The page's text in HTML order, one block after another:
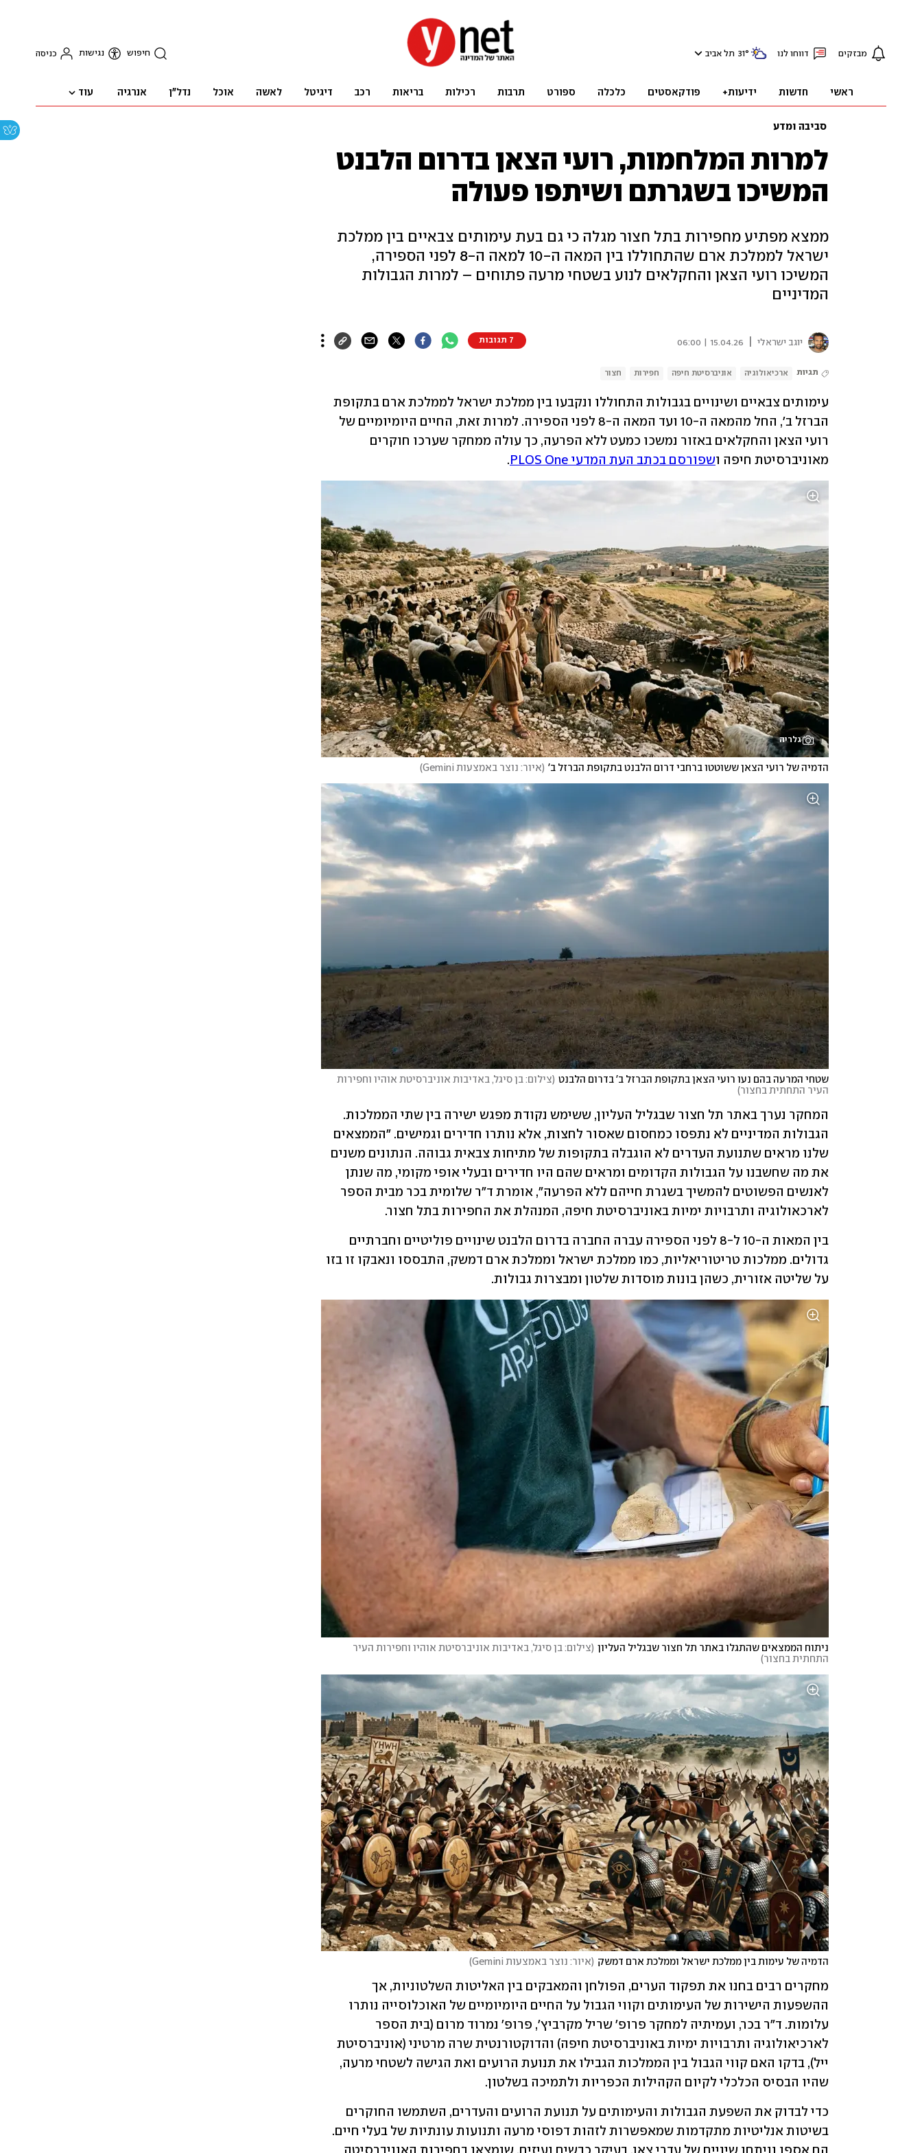
מבזקים דווחו לנו 31° תל אביב חיפוש נגישות כניסה
ראשי חדשות ידיעות+ פודקאסטים כלכלה ספורט תרבות רכילות בריאות רכב דיגיטל לאשה אוכל נדל"ן אנרגיה עוד
סביבה ומדע
למרות המלחמות, רועי הצאן בדרום הלבנט
המשיכו בשגרתם ושיתפו פעולה
ממצא מפתיע מחפירות בתל חצור מגלה כי גם בעת עימותים צבאיים בין ממלכת
ישראל לממלכת ארם שהתחוללו בין המאה ה-10 למאה ה-8 לפני הספירה,
המשיכו רועי הצאן והחקלאים לנוע בשטחי מרעה פתוחים – למרות הגבולות
המדיניים
יוגב ישראלי 15.04.26 | 06:00 7 תגובות
תגיות ארכיאולוגיה אוניברסיטת חיפה חפירות חצור
מאוניברסיטת חיפה ושפורסם בכתב העת המדעי PLOS One .
גלריה
הדמיה של רועי הצאן ששוטטו ברחבי דרום הלבנט בתקופת הברזל ב' (איור: נוצר באמצעות Gemini )
שטחי המרעה בהם נעו רועי הצאן בתקופת הברזל ב' בדרום הלבנט (
העיר התחתית בחצור)
לארכאולוגיה ותרבויות ימיות באוניברסיטת חיפה, המנהלת את החפירות בתל חצור.
על שליטה אזורית, כשהן בונות מוסדות שלטון ומבצרות גבולות.
ניתוח הממצאים שהתגלו באתר תל חצור שבגליל העליון (
התחתית בחצור)
הדמיה של עימות בין ממלכת ישראל וממלכת ארם דמשק (איור: נוצר באמצעות Gemini )
שהיו הבסיס הכלכלי לקיום הקהילות הכפריות ולתמיכה בשלטון.